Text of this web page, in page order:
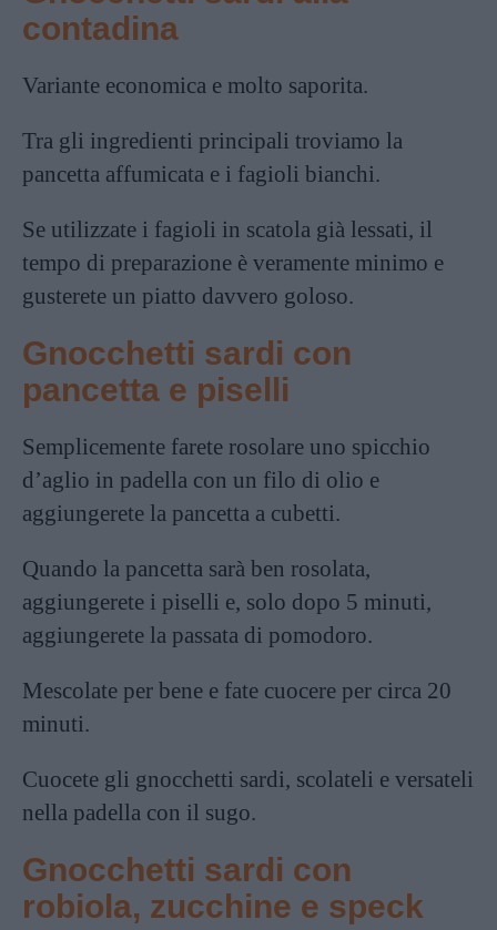
contadina
Variante economica e molto saporita.
Tra gli ingredienti principali troviamo la
pancetta affumicata e i fagioli bianchi.
Se utilizzate i fagioli in scatola già lessati, il
tempo di preparazione è veramente minimo e
gusterete un piatto davvero goloso.
Gnocchetti sardi con
pancetta e piselli
Semplicemente farete rosolare uno spicchio
d’aglio in padella con un filo di olio e
aggiungerete la pancetta a cubetti.
Quando la pancetta sarà ben rosolata,
aggiungerete i piselli e, solo dopo 5 minuti,
aggiungerete la passata di pomodoro.
Mescolate per bene e fate cuocere per circa 20
minuti.
Cuocete gli gnocchetti sardi, scolateli e versateli
nella padella con il sugo.
Gnocchetti sardi con
robiola, zucchine e speck